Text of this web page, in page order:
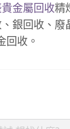
金屬回收精
銀回收、廢
回收。